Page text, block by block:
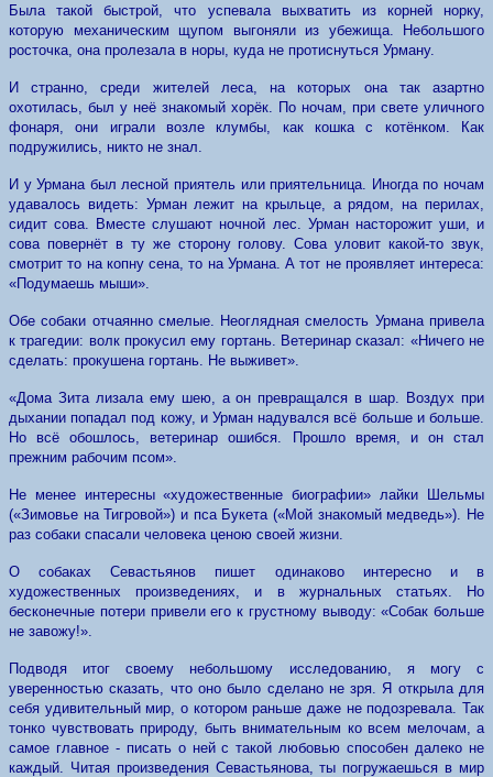
Была такой быстрой, что успевала выхватить из корней норку,
которую механическим щупом выгоняли из убежища. Небольшого
росточка, она пролезала в норы, куда не протиснуться Урману.
И странно, среди жителей леса, на которых она так азартно
охотилась, был у неё знакомый хорёк. По ночам, при свете уличного
фонаря, они играли возле клумбы, как кошка с котёнком. Как
подружились, никто не знал.
И у Урмана был лесной приятель или приятельница. Иногда по ночам
удавалось видеть: Урман лежит на крыльце, а рядом, на перилах,
сидит сова. Вместе слушают ночной лес. Урман насторожит уши, и
сова повернёт в ту же сторону голову. Сова уловит какой-то звук,
смотрит то на копну сена, то на Урмана. А тот не проявляет интереса:
«Подумаешь мыши».
Обе собаки отчаянно смелые. Неоглядная смелость Урмана привела
к трагедии: волк прокусил ему гортань. Ветеринар сказал: «Ничего не
сделать: прокушена гортань. Не выживет».
«Дома Зита лизала ему шею, а он превращался в шар. Воздух при
дыхании попадал под кожу, и Урман надувался всё больше и больше.
Но всё обошлось, ветеринар ошибся. Прошло время, и он стал
прежним рабочим псом».
Не менее интересны «художественные биографии» лайки Шельмы
(«Зимовье на Тигровой») и пса Букета («Мой знакомый медведь»). Не
раз собаки спасали человека ценою своей жизни.
О собаках Севастьянов пишет одинаково интересно и в
художественных произведениях, и в журнальных статьях. Но
бесконечные потери привели его к грустному выводу: «Собак больше
не завожу!».
Подводя итог своему небольшому исследованию, я могу с
уверенностью сказать, что оно было сделано не зря. Я открыла для
себя удивительный мир, о котором раньше даже не подозревала. Так
тонко чувствовать природу, быть внимательным ко всем мелочам, а
самое главное - писать о ней с такой любовью способен далеко не
каждый. Читая произведения Севастьянова, ты погружаешься в мир